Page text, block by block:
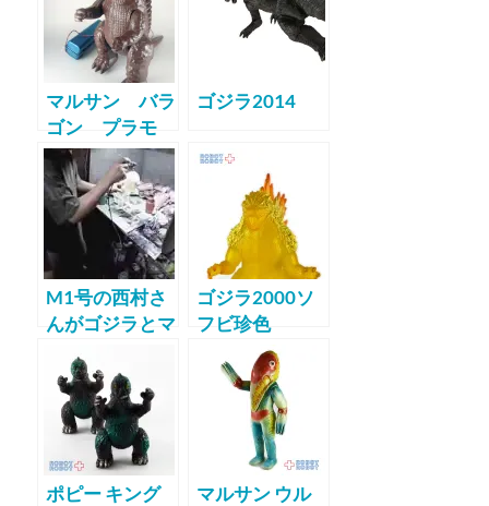
マルサン バラ
ゴン プラモ
ゴジラ2014
M1号の西村さ
んがゴジラとマ
ー塗装
ゴジラ2000ソ
フビ珍色
ポピー キング
マルサン ウル